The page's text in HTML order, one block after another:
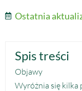
Ostatnia
Spis treści
Objawy
Wyróżnia się kilka